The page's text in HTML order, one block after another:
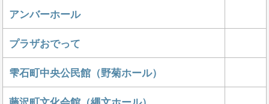
アンバーホール
プラザおでって
雫石町中央公民館（野菊ホール）